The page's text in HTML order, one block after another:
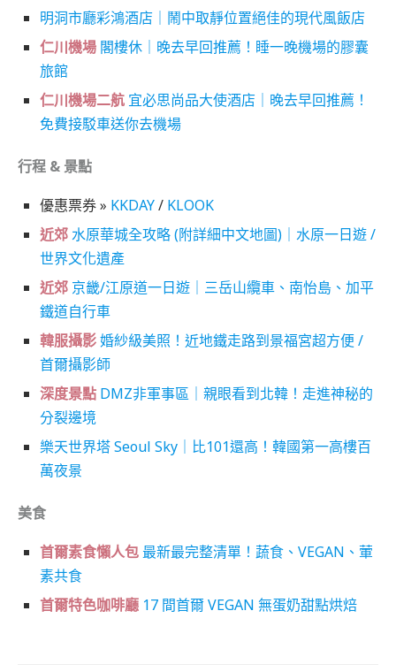
明洞市廳彩鴻酒店｜鬧中取靜位置絕佳的現代風飯店
仁川機場 閣樓休｜晚去早回推薦！睡一晚機場的膠囊
旅館
仁川機場二航 宜必思尚品大使酒店｜晚去早回推薦！
免費接駁車送你去機場
行程 & 景點
優惠票券 » KKDAY/ KLOOK
近郊水原華城全攻略 (附詳細中文地圖)｜水原一日遊 /
世界文化遺產
近郊 京畿/江原道一日遊｜三岳山纜車、南怡島、加平
鐵道自行車
韓服攝影婚紗級美照！近地鐵走路到景福宮超方便 /
首爾攝影師
深度景點 DMZ非軍事區｜親眼看到北韓！走進神秘的
分裂邊境
樂天世界塔 Seoul Sky｜比101還高！韓國第一高樓百
萬夜景
美食
首爾素食懶人包 最新最完整清單！蔬食、VEGAN、葷
素共食
首爾特色咖啡廳 17 間首爾 VEGAN 無蛋奶甜點烘焙